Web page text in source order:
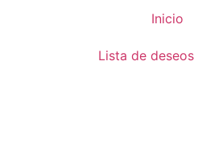
Inicio
Lista de deseos